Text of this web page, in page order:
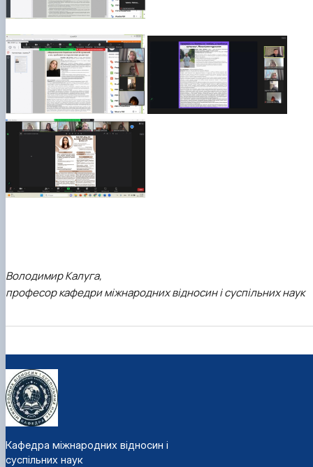
Володимир Калуга,
професор кафедри міжнародних відносин і суспільних наук
Кафедра міжнародних відносин і
суспільних наук